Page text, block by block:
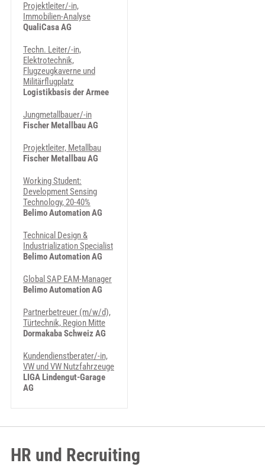
Projektleiter/-in,
Immobilien-Analyse
QualiCasa AG
Techn. Leiter/-in,
Elektrotechnik,
Flugzeugkaverne und
Militärflugplatz
Logistikbasis der Armee
Jungmetallbauer/-in
Fischer Metallbau AG
Projektleiter, Metallbau
Fischer Metallbau AG
Working Student:
Development Sensing
Technology, 20-40%
Belimo Automation AG
Technical Design &
Industrialization Specialist
Belimo Automation AG
Global SAP EAM-Manager
Belimo Automation AG
Partnerbetreuer (m/w/d),
Türtechnik, Region Mitte
Dormakaba Schweiz AG
Kundendienstberater/-in,
VW und VW Nutzfahrzeuge
LIGA Lindengut-Garage
AG
HR und Recruiting